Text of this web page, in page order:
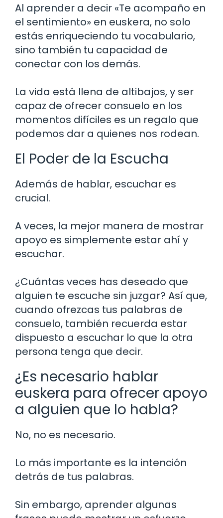
Al aprender a decir «Te acompaño en
el sentimiento» en euskera, no solo
estás enriqueciendo tu vocabulario,
sino también tu capacidad de
conectar con los demás.
La vida está llena de altibajos, y ser
capaz de ofrecer consuelo en los
momentos difíciles es un regalo que
podemos dar a quienes nos rodean.
El Poder de la Escucha
Además de hablar, escuchar es
crucial.
A veces, la mejor manera de mostrar
apoyo es simplemente estar ahí y
escuchar.
¿Cuántas veces has deseado que
alguien te escuche sin juzgar? Así que,
cuando ofrezcas tus palabras de
consuelo, también recuerda estar
dispuesto a escuchar lo que la otra
persona tenga que decir.
¿Es necesario hablar
euskera para ofrecer apoyo
a alguien que lo habla?
No, no es necesario.
Lo más importante es la intención
detrás de tus palabras.
Sin embargo, aprender algunas